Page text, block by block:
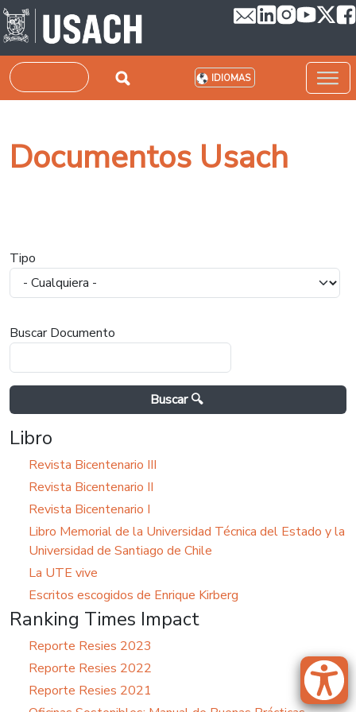
Pasar al contenido principal
Buscar IDIOMAS
Documentos Usach
Tipo
Buscar Documento
Libro
Revista Bicentenario III
Revista Bicentenario II
Revista Bicentenario I
Libro Memorial de la Universidad Técnica del Estado y la
Universidad de Santiago de Chile
La UTE vive
Escritos escogidos de Enrique Kirberg
Ranking Times Impact
Reporte Resies 2023
Reporte Resies 2022
Reporte Resies 2021